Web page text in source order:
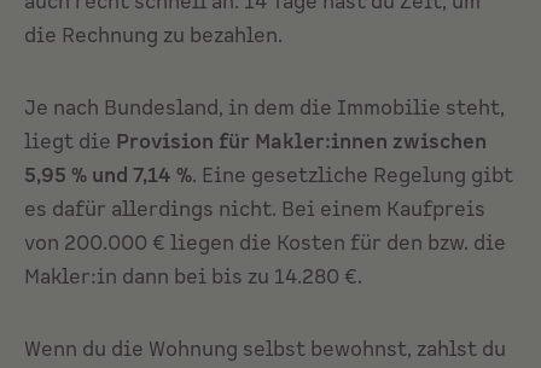
die Rechnung zu bezahlen.
Je nach Bundesland, in dem die Immobilie steht,
liegt die Provision für Makler:innen zwischen
5,95 % und 7,14 %. Eine gesetzliche Regelung gibt
es dafür allerdings nicht. Bei einem Kaufpreis
von 200.000 € liegen die Kosten für den bzw. die
Makler:in dann bei bis zu 14.280 €.
Wenn du die Wohnung selbst bewohnst, zahlst du